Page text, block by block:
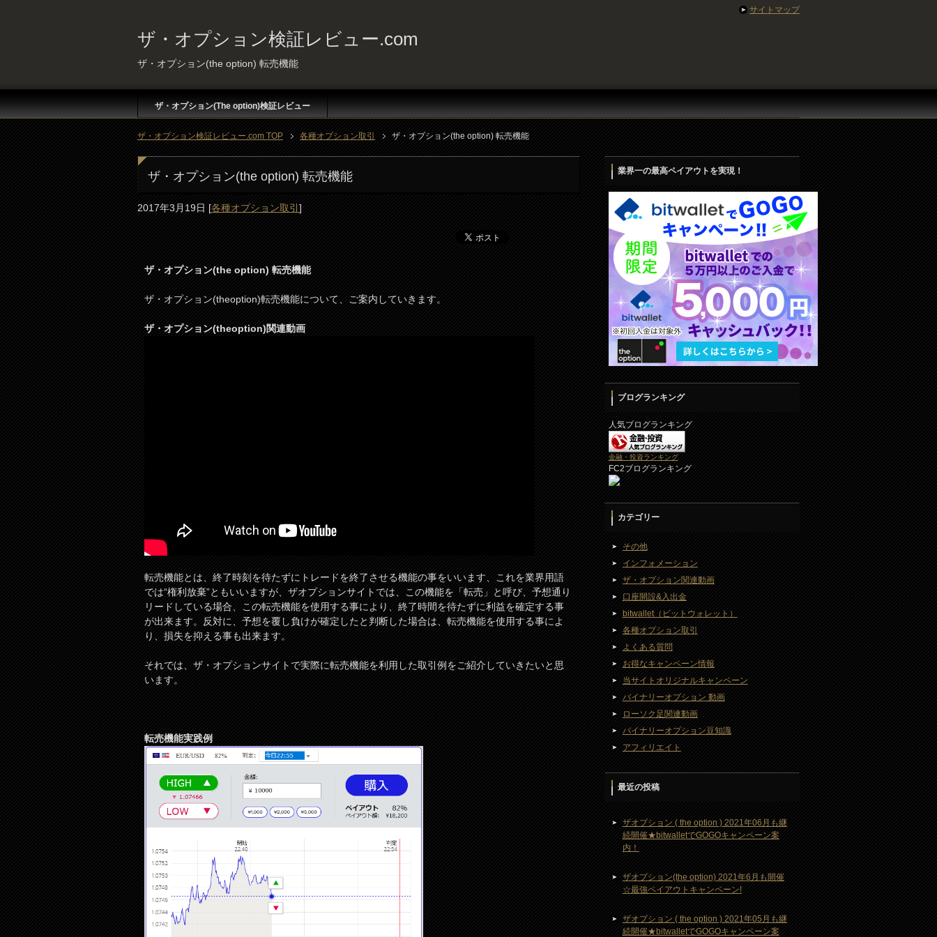
ザ・オプション検証レビュー.com
ザ・オプション(the option) 転売機能
ザ・オプション(The option)検証レビュー
ザ・オプション検証レビュー.com TOP 各種オプション取引 ザ・オプション(the option) 転売機能
ザ・オプション(the option) 転売機能
2017年3月19日[各種オプション取引]
ザ・オプション(the option) 転売機能
ザ・オプション(theoption)転売機能について、ご案内していきます。
ザ・オプション(theoption)関連動画
転売機能とは、終了時刻を待たずにトレードを終了させる機能の事をいいます、これを業界用語
では“権利放棄”ともいいますが、ザオプションサイトでは、この機能を「転売」と呼び、予想通り
リードしている場合、この転売機能を使用する事により、終了時間を待たずに利益を確定する事
が出来ます。反対に、予想を覆し負けが確定したと判断した場合は、転売機能を使用する事によ
り、損失を抑える事も出来ます。
それでは、ザ・オプションサイトで実際に転売機能を利用した取引例をご紹介していきたいと思
います。
転売機能実践例
業界一の最高ペイアウトを実現！
ブログランキング
人気ブログランキング
金融・投資ランキング
FC2ブログランキング
カテゴリー
その他
インフォメーション
ザ・オプション関連動画
口座開設&入出金
bitwallet（ビットウォレット）
各種オプション取引
よくある質問
お得なキャンペーン情報
当サイトオリジナルキャンペーン
バイナリーオプション 動画
ローソク足関連動画
バイナリーオプション豆知識
アフィリエイト
最近の投稿
ザオプション ( the option ) 2021年06月も継
続開催★bitwalletでGOGOキャンペーン案
内！
ザオプション(the option) 2021年6月も開催
☆最強ペイアウトキャンペーン!
ザオプション ( the option ) 2021年05月も継
続開催★bitwalletでGOGOキャンペーン案
サイトマップ